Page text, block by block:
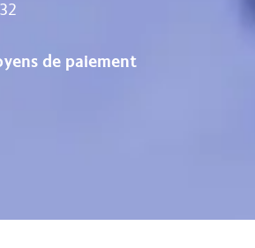
de paiement